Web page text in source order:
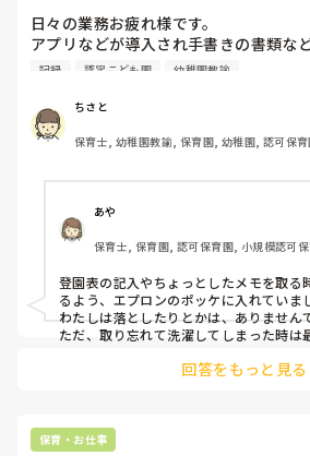
日々の業務お疲れ様です。
アプリなどが導入され手書きの書類な
が、ボールペンなどは常に持ち歩くこ
ンのポッケに入れていることが多いの
ッケから落ちています。
記録 認定こども園 幼稚園教諭
ちさと
保育士, 幼稚園教諭, 保育園, 幼稚園, 認可保育
あや
保育士, 保育園, 認可保育園, 小規模認可
登園表の記入やちょっとしたメモを取る
るよう、エプロンのポッケに入れていま
わたしは落としたりとかは、ありません
ただ、取り忘れて洗濯してしまった時は
回答をもっと見る
保育・お仕事